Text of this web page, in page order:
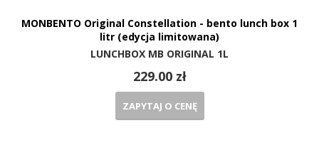
MONBENTO Original Constellation - bento lunch box 1
litr (edycja limitowana)
LUNCHBOX MB ORIGINAL 1L
229.00 zł
ZAPYTAJ O CENĘ